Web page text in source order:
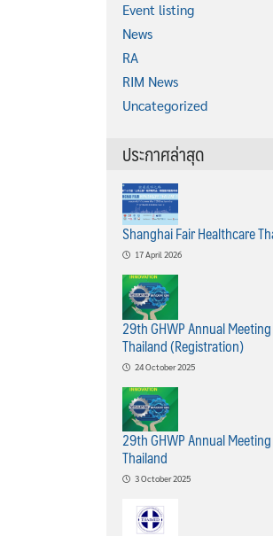
Event listing
News
RA
RIM News
Uncategorized
ประกาศล่าสุด
Shanghai Fair Healthcare
17 April 2026
29th GHWP Annual
Thailand (Registration)
24 October 2025
29th GHWP Annual
Thailand
3 October 2025